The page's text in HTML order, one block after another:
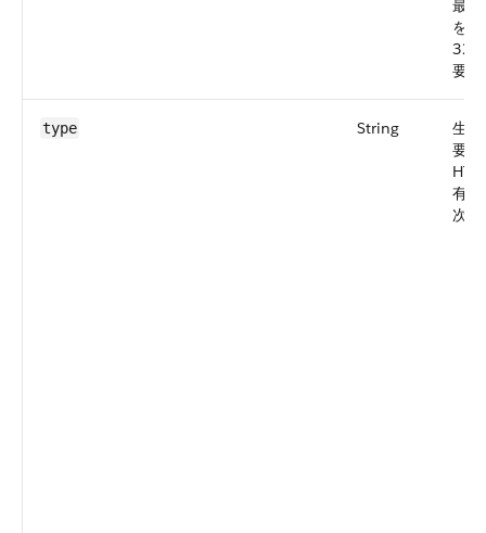
最
を 1
要
type String
生
要
有
次